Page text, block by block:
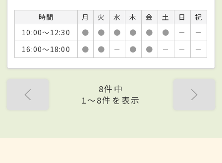
時間 月 火 水 木 金 土 日
祝
10:00～12:30
● ● ● ● ● ● －
－
16:00～18:00
● ● － ● ● － － －
8件中
1〜8件を表示